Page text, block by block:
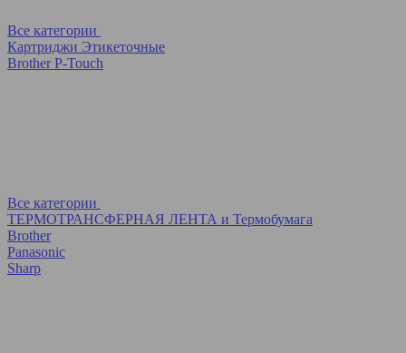
Все категории
Картриджи Этикеточные
Brother P-Touch
Все категории
ТЕРМОТРАНСФЕРНАЯ ЛЕНТА и Термобумага
Brother
Panasonic
Sharp